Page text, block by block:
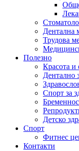
Дентална
Трудова
Полезно
Красота и
Дентално
Спорт за
Детско
Спорт
Фитнес
Контакти